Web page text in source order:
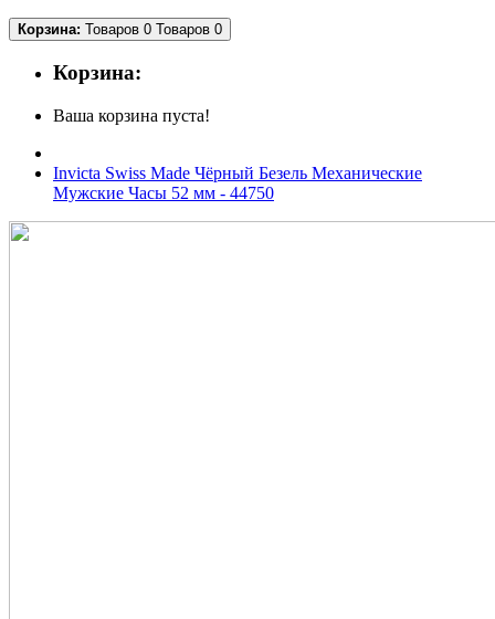
Корзина: Товаров 0 Товаров 0
Корзина:
Ваша корзина пуста!
Invicta Swiss Made Чёрный Безель Механические
Мужские Часы 52 мм - 44750